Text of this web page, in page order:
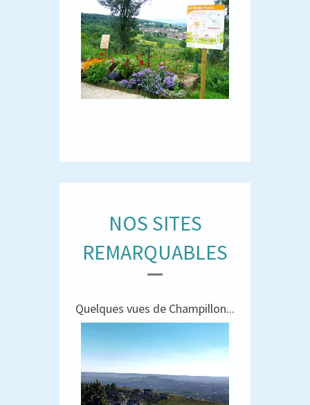
NOS SITES
REMARQUABLES
Quelques vues de Champillon...